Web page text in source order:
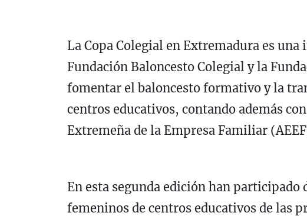
La Copa Colegial en Extremadura es
Fundación Baloncesto Colegial y la
fomentar el baloncesto formativo y la
centros educativos, contando además
Extremeña de la Empresa Familiar
En esta segunda edición han participado
femeninos de centros educativos de las